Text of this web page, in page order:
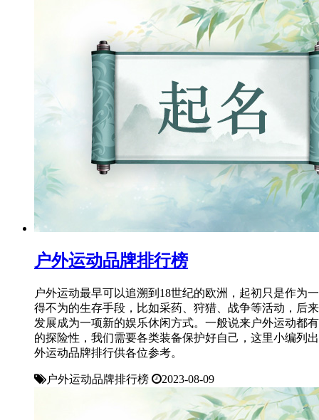
户外运动品牌排行榜
户外运动最早可以追溯到18世纪的欧洲，起初只是作为
得不为的生存手段，比如采药、狩猎、战争等活动，后
发展成为一项新的娱乐休闲方式。一般说来户外运动都
的探险性，我们需要各类装备保护好自己，这里小编列
外运动品牌排行供各位参考。
户外运动品牌排行榜 2023-08-09